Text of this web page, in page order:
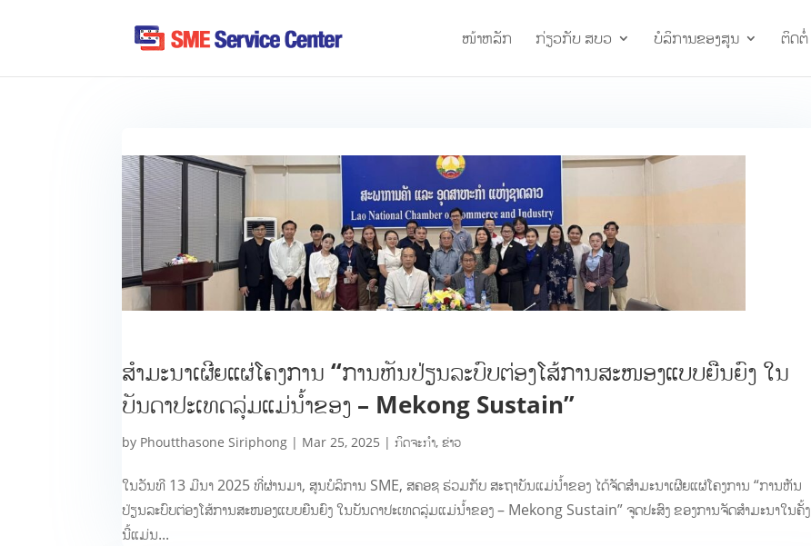
ໜ້າຫລັກ ກ່ຽວກັບ ສບວ ບໍລິການຂອງສູນ ຕິດຕໍ່
ສຳມະນາເຜີຍແຜ່ໂຄງການ “ການຫັນປ່ຽນລະບົບຕ່ອງໂສ້ການສະໜອງແບບຍືນຍົງ ໃນ
ບັນດາປະເທດລຸ່ມແມ່ນ້ຳຂອງ – Mekong Sustain”
by Phoutthasone Siriphong | Mar 25, 2025 |ກິດຈະກຳ,ຂ່າວ
ໃນວັນທີ 13 ມີນາ 2025 ທີ່ຜ່ານມາ, ສູນບໍລິການ SME, ສຄອຊ ຮ່ວມກັບ ສະຖາບັນແມ່ນໍ້າຂອງ ໄດ້ຈັດສຳມະນາເຜີຍແຜ່ໂຄງການ “ການຫັນ
ປ່ຽນລະບົບຕ່ອງໂສ້ການສະໜອງແບບຍືນຍົງ ໃນບັນດາປະເທດລຸ່ມແມ່ນ້ຳຂອງ – Mekong Sustain” ຈູດປະສົງ ຂອງການຈັດສຳມະນາໃນຄັ້ງ
ນີ້ແມ່ນ...